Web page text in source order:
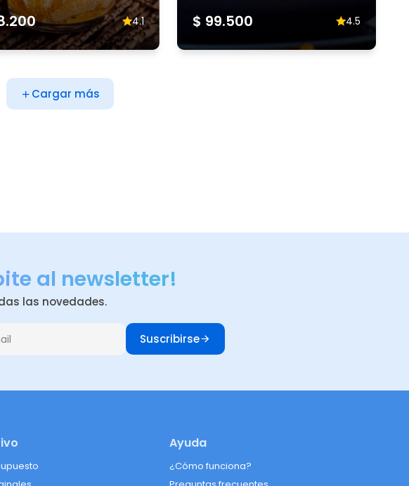
4.1 $ 99.500 4.5
Cargar más
al newsletter!
las novedades.
Suscribirse
Ayuda
¿Cómo funciona?